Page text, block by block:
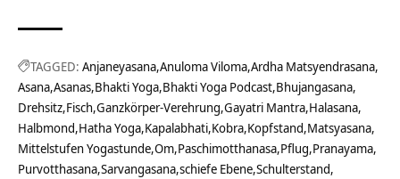
TAGGED: Anjaneyasana Anuloma Viloma Ardha Matsyendrasana
Asana Asanas Bhakti Yoga Bhakti Yoga Podcast Bhujangasana
Drehsitz Fisch Ganzkörper-Verehrung Gayatri Mantra Halasana
Halbmond Hatha Yoga Kapalabhati Kobra Kopfstand Matsyasana
Mittelstufen Yogastunde Om Paschimotthanasa Pflug Pranayama
Purvotthasana Sarvangasana schiefe Ebene Schulterstand